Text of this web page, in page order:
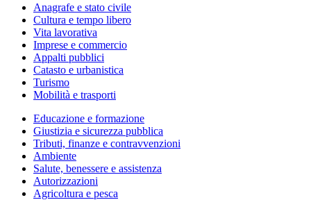
Anagrafe e stato civile
Cultura e tempo libero
Vita lavorativa
Imprese e commercio
Appalti pubblici
Catasto e urbanistica
Turismo
Mobilità e trasporti
Educazione e formazione
Giustizia e sicurezza pubblica
Tributi, finanze e contravvenzioni
Ambiente
Salute, benessere e assistenza
Autorizzazioni
Agricoltura e pesca